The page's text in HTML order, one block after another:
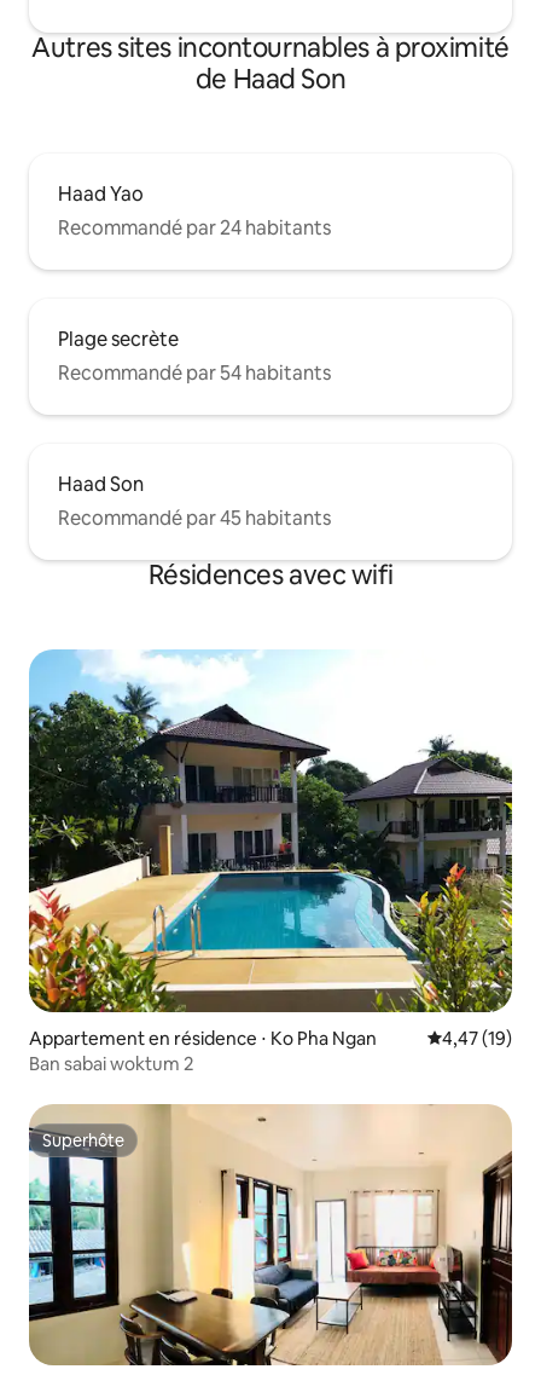
Autres sites incontournables à proximité
de Haad Son
Haad Yao
Recommandé par 24 habitants
Plage secrète
Recommandé par 54 habitants
Haad Son
Recommandé par 45 habitants
Résidences avec wifi
Appartement en résidence ⋅ Ko Pha Ngan Évaluation
4,47 (19)
Ban sabai woktum 2
Superhôte
Superhôte